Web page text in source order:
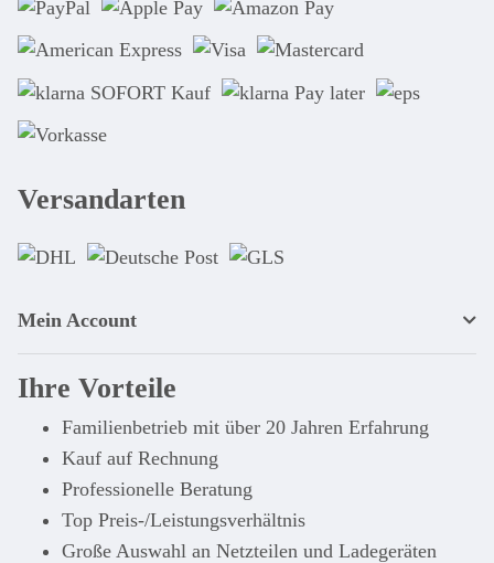
Versandarten
Mein Account
Ihre Vorteile
Familienbetrieb mit über 20 Jahren Erfahrung
Kauf auf Rechnung
Professionelle Beratung
Top Preis-/Leistungsverhältnis
Große Auswahl an Netzteilen und Ladegeräten